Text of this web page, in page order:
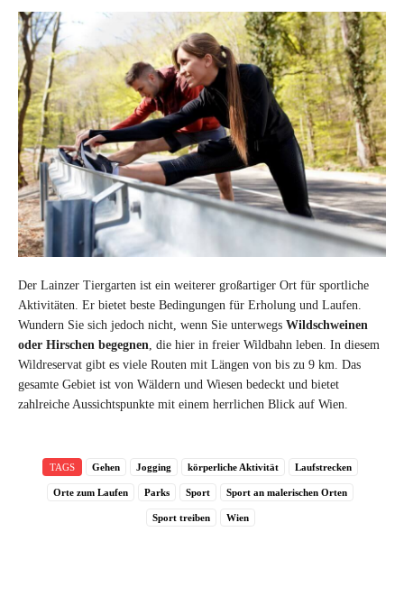
Der Lainzer Tiergarten ist ein weiterer großartiger Ort für sportliche
Aktivitäten. Er bietet beste Bedingungen für Erholung und Laufen.
Wundern Sie sich jedoch nicht, wenn Sie unterwegs Wildschweinen
oder Hirschen begegnen , die hier in freier Wildbahn leben. In diesem
Wildreservat gibt es viele Routen mit Längen von bis zu 9 km. Das
gesamte Gebiet ist von Wäldern und Wiesen bedeckt und bietet
zahlreiche Aussichtspunkte mit einem herrlichen Blick auf Wien.
TAGS Gehen Jogging körperliche Aktivität Laufstrecken
Orte zum Laufen Parks Sport Sport an malerischen Orten
Sport treiben Wien